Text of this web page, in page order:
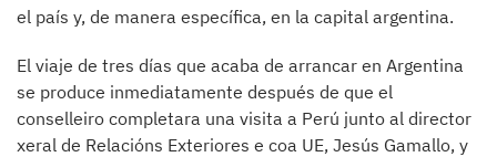
el país y, de manera específica, en la capital argentina.
El viaje de tres días que acaba de arrancar en Argentina
se produce inmediatamente después de que el
conselleiro completara una visita a Perú junto al director
xeral de Relacións Exteriores e coa UE, Jesús Gamallo, y